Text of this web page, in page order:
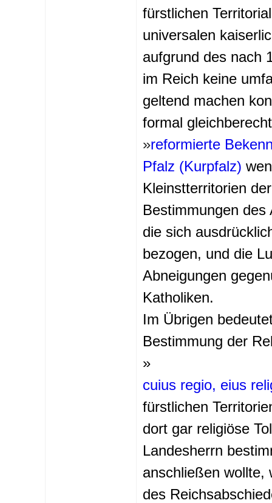
fürstlichen
universalen
aufgrund des nach
im Reich keine
geltend machen
formal
»reformierte
Pfalz (Kurpfalz)
Kleinstterritorien
Bestimmungen
die sich
bezogen, und die
Abneigungen
Katholiken.
Im Übrigen
Bestimmung der
»
cuius regio, eius
fürstlichen
dort gar religiöse
Landesherrn
anschließen wollte,
des